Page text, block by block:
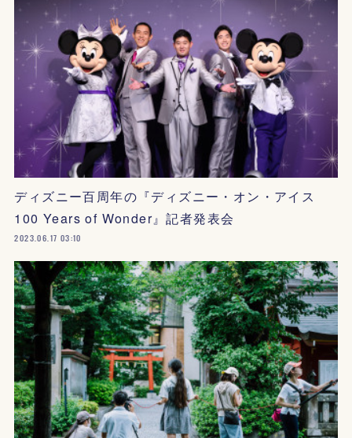
ディズニー百周年の『ディズニー・オン・アイス
100 Years of Wonder』記者発表会
2023.06.17 03:10